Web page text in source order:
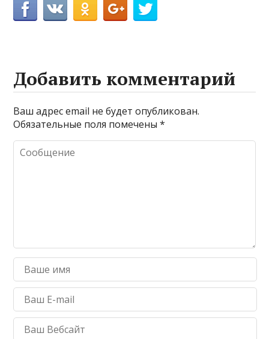
Добавить комментарий
Ваш адрес email не будет опубликован.
Обязательные поля помечены*